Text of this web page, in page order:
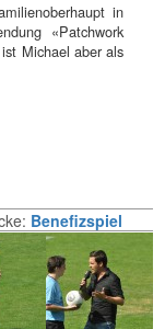
in
«Patchwork
Michael aber als
Benefizspiel
- Neuer